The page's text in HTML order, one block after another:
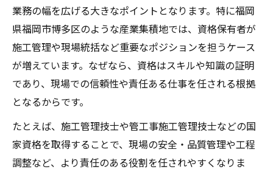
業務の幅を広げる大きなポイントとなります。特に福岡
県福岡市博多区のような産業集積地では、資格保有者が
施工管理や現場統括など重要なポジションを担うケース
が増えています。なぜなら、資格はスキルや知識の証明
であり、現場での信頼性や責任ある仕事を任される根拠
となるからです。
たとえば、施工管理技士や管工事施工管理技士などの国
家資格を取得することで、現場の安全・品質管理や工程
調整など、より責任のある役割を任されやすくなりま